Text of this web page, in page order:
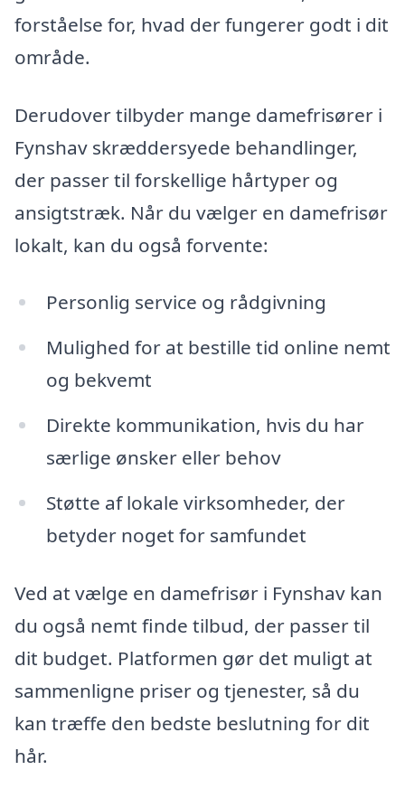
forståelse for, hvad der fungerer godt i dit
område.
Derudover tilbyder mange damefrisører i
Fynshav skræddersyede behandlinger,
der passer til forskellige hårtyper og
ansigtstræk. Når du vælger en damefrisør
lokalt, kan du også forvente:
Personlig service og rådgivning
Mulighed for at bestille tid online nemt
og bekvemt
Direkte kommunikation, hvis du har
særlige ønsker eller behov
Støtte af lokale virksomheder, der
betyder noget for samfundet
Ved at vælge en damefrisør i Fynshav kan
du også nemt finde tilbud, der passer til
dit budget. Platformen gør det muligt at
sammenligne priser og tjenester, så du
kan træffe den bedste beslutning for dit
hår.